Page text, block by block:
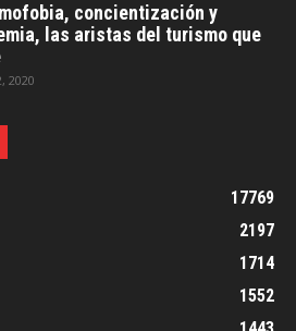
concientización y
las aristas del turismo que
2020
17769
2197
1714
1552